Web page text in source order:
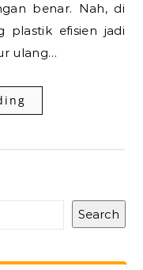
benar. Nah, di
plastik efisien jadi
ulang…
Search